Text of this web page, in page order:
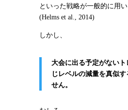
といった戦略が一般的に用い
(Helms et al., 2014)
しかし、
大会に出る予定がないト
じレベルの減量を真似
せん。